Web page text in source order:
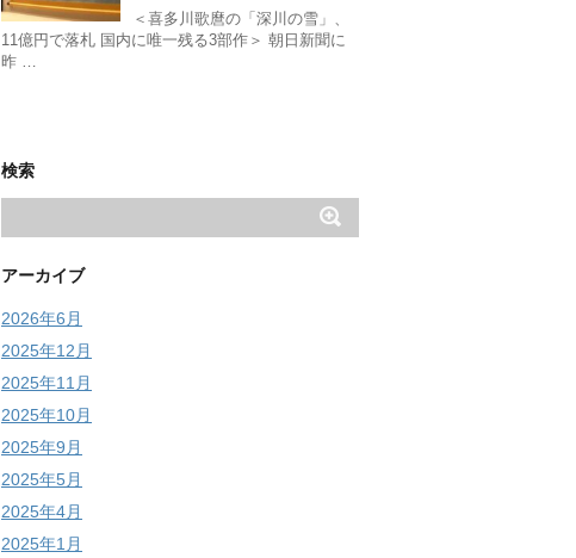
＜喜多川歌麿の「深川の雪」、
11億円で落札 国内に唯一残る3部作＞ 朝日新聞に
昨 …
検索
アーカイブ
2026年6月
2025年12月
2025年11月
2025年10月
2025年9月
2025年5月
2025年4月
2025年1月